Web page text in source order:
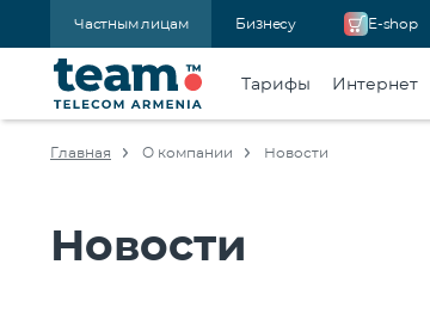
Частным лицам Бизнесу E-shop
Тарифы Интернет
Главная О компании Новости
Новости